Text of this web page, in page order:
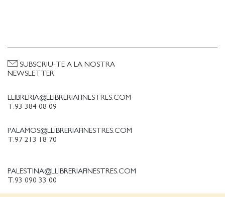
LLIBRERIA@LLIBRERIAFINESTRES.COM
T.93 384 08 09
PALAMOS@LLIBRERIAFINESTRES.COM
T.97 213 18 70
PALESTINA@LLIBRERIAFINESTRES.COM
T.93 090 33 00
SUBSCRIU-TE A LA NOSTRA
NEWSLETTER